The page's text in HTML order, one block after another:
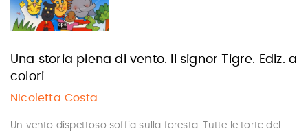
Una storia piena di vento. Il signor Tigre. Ediz. a
colori
Nicoletta Costa
Un vento dispettoso soffia sulla foresta. Tutte le torte del